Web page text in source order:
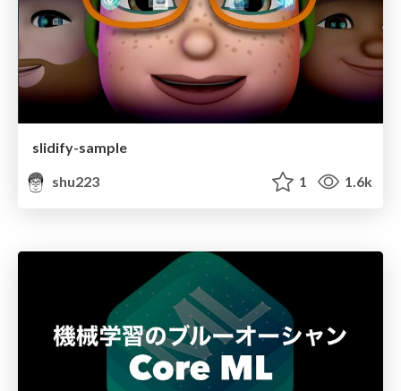
slidify-sample
shu223
1 1.6k